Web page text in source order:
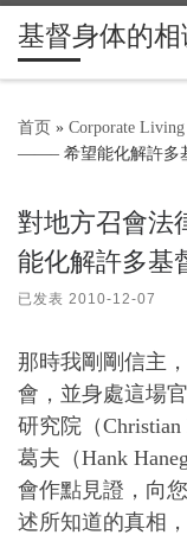
Skip to content
基督身体的相
首页 » Corporate
——– 希望能化解許多
對地方召會
能化解許多基
已发表 2010-12-07
那時我剛剛信主
會，並身處這場
研究院（Christian
葛夫（Hank
會作點見證，向
述所知道的真相